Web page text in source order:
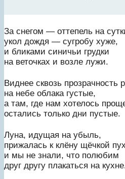
За снегом — оттепель на
укол дождя — сугробу хуже,
и бликами синичьи грудки
на веточках и возле лужи.
Виднее сквозь прозрачность
на небе облака густые,
а там, где нам хотелось
остались только дни пустые.
Луна, идущая на убыль,
прижалась к клёну щёчкой
и мы не знали, что полюбим
друг другу плакаться на